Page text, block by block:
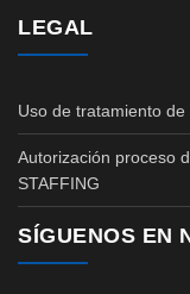
LEGAL
Uso de tratamiento
Autorización proceso
STAFFING
SÍGUENOS EN